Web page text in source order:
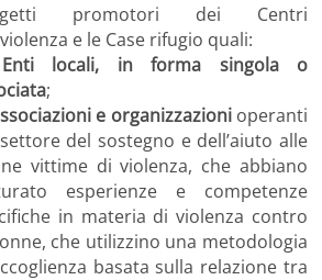
promotori dei Centri
e le Case rifugio quali:
Enti locali, in forma singola o
;
e organizzazionioperanti
del sostegno e dell’aiuto alle
vittime di violenza, che abbiano
esperienze e competenze
in materia di violenza contro
che utilizzino una metodologia
basata sulla relazione tra